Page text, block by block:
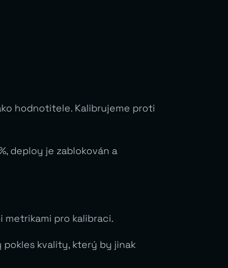
hodnotitele. Kalibrujeme proti
deploy je zablokován a
metrikami pro kalibraci.
kvality, který by jinak